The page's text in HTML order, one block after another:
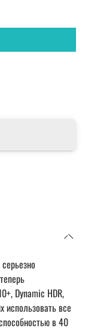
Dynamic HDR,
использовать все
в 40